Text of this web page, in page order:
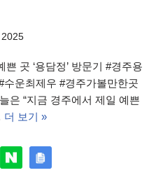
곳 ‘용담정’ 방문기 #경주용
운최제우 #경주가볼만한곳
은 “지금 경주에서 제일 예쁜
더 보기 »